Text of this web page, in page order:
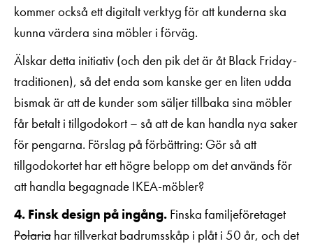
kommer också ett digitalt verktyg för att kunderna ska
kunna värdera sina möbler i förväg.
Älskar detta initiativ (och den pik det är åt Black Friday-
traditionen), så det enda som kanske ger en liten udda
bismak är att de kunder som säljer tillbaka sina möbler
får betalt i tillgodokort – så att de kan handla nya saker
för pengarna. Förslag på förbättring: Gör så att
tillgodokortet har ett högre belopp om det används för
att handla begagnade IKEA-möbler?
4. Finsk design på ingång. Finska familjeföretaget
Polaria har tillverkat badrumsskåp i plåt i 50 år, och det